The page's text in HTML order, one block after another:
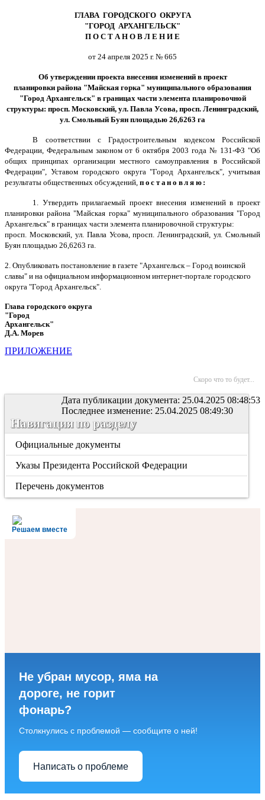
ГЛАВА ГОРОДСКОГО ОКРУГА
"ГОРОД АРХАНГЕЛЬСК"
П О С Т А Н О В Л Е Н И Е
от 24 апреля 2025 г. № 665
Об утверждении проекта внесения изменений в проект
планировки района "Майская горка" муниципального образования
"Город Архангельск" в границах части элемента планировочной
структуры: просп. Московский, ул. Павла Усова, просп. Ленинградский,
ул. Смольный Буян площадью 26,6263 га
В соответствии с Градостроительным кодексом Российской
Федерации, Федеральным законом от 6 октября 2003 года № 131-ФЗ "Об
общих принципах организации местного самоуправления в Российской
Федерации", Уставом городского округа "Город Архангельск", учитывая
результаты общественных обсуждений, постановляю:
1. Утвердить прилагаемый проект внесения изменений в проект
планировки района "Майская горка" муниципального образования "Город
Архангельск" в границах части элемента планировочной структуры:
просп. Московский, ул. Павла Усова, просп. Ленинградский, ул. Смольный
Буян площадью 26,6263 га.
2. Опубликовать постановление в газете "Архангельск – Город воинской
славы" и на официальном информационном интернет-портале городского
округа "Город Архангельск".
Глава городского округа
"Город
Архангельск"
Д.А. Морев
ПРИЛОЖЕНИЕ
Скоро что то будет...
Дата публикации документа: 25.04.2025 08:48:53
Последнее изменение: 25.04.2025 08:49:30
Навигация по разделу
Официальные документы
Указы Президента Российской Федерации
Перечень документов
Решаем вместе
Не убран мусор, яма на
дороге, не горит
фонарь?
Столкнулись с проблемой — сообщите о ней!
Написать о проблеме